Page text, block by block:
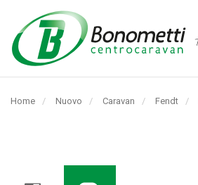
Automarket
Srl
Home Nuovo Caravan Fendt